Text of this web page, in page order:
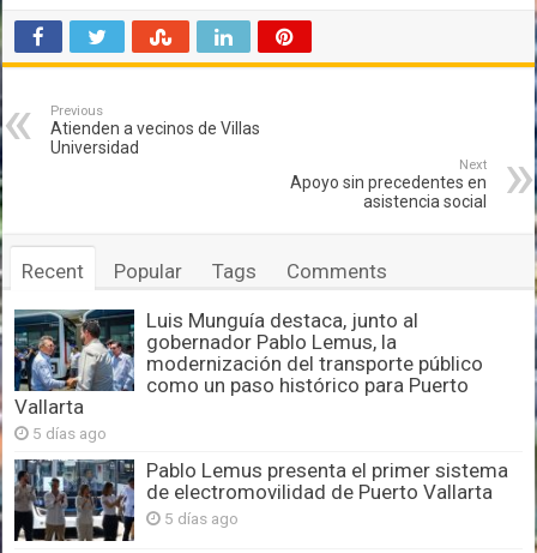
Previous
Atienden a vecinos de Villas
Universidad
Next
Apoyo sin precedentes en
asistencia social
Recent Popular Tags Comments
Luis Munguía destaca, junto al
gobernador Pablo Lemus, la
modernización del transporte público
como un paso histórico para Puerto
Vallarta
5 días ago
Pablo Lemus presenta el primer sistema
de electromovilidad de Puerto Vallarta
5 días ago